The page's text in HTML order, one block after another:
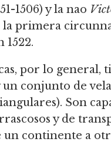
1506) y la nao
la primera
1522.
por lo general,
un conjunto de
Son
y de
un continente a